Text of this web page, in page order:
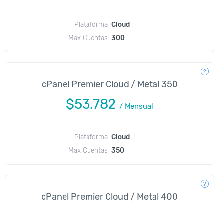
Plataforma Cloud
Max Cuentas 300
cPanel Premier Cloud / Metal 350
$53.782 / Mensual
Plataforma Cloud
Max Cuentas 350
cPanel Premier Cloud / Metal 400